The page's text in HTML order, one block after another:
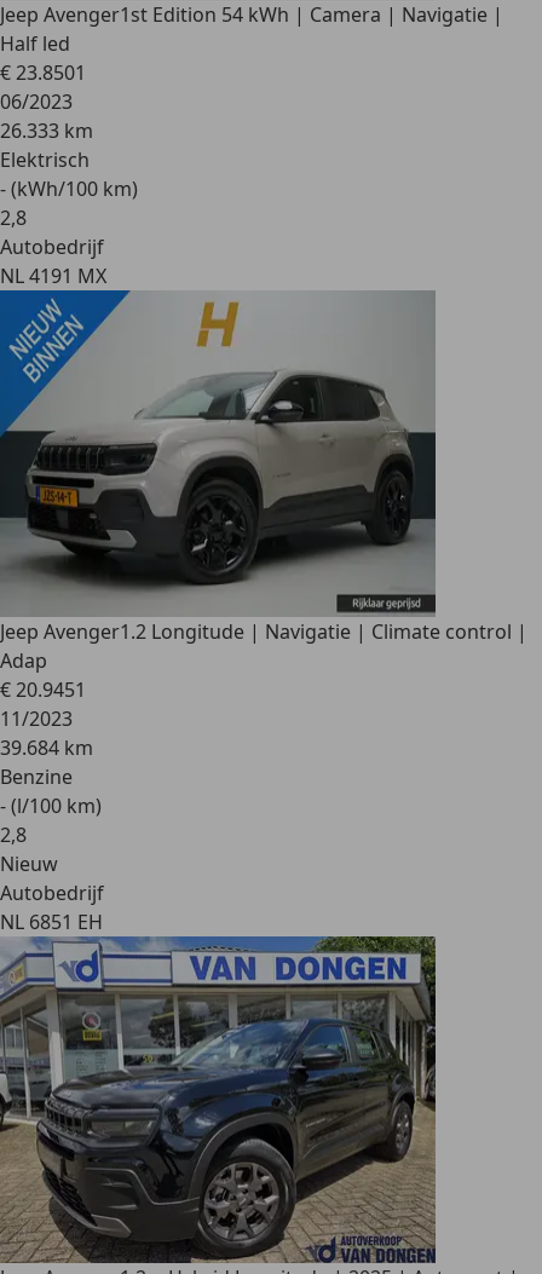
Jeep Avenger1st Edition 54 kWh | Camera | Navigatie |
Half led
€ 23.8501
06/2023
26.333 km
Elektrisch
- (kWh/100 km)
2,8
Autobedrijf
NL 4191 MX
Jeep Avenger1.2 Longitude | Navigatie | Climate control |
Adap
€ 20.9451
11/2023
39.684 km
Benzine
- (l/100 km)
2,8
Nieuw
Autobedrijf
NL 6851 EH